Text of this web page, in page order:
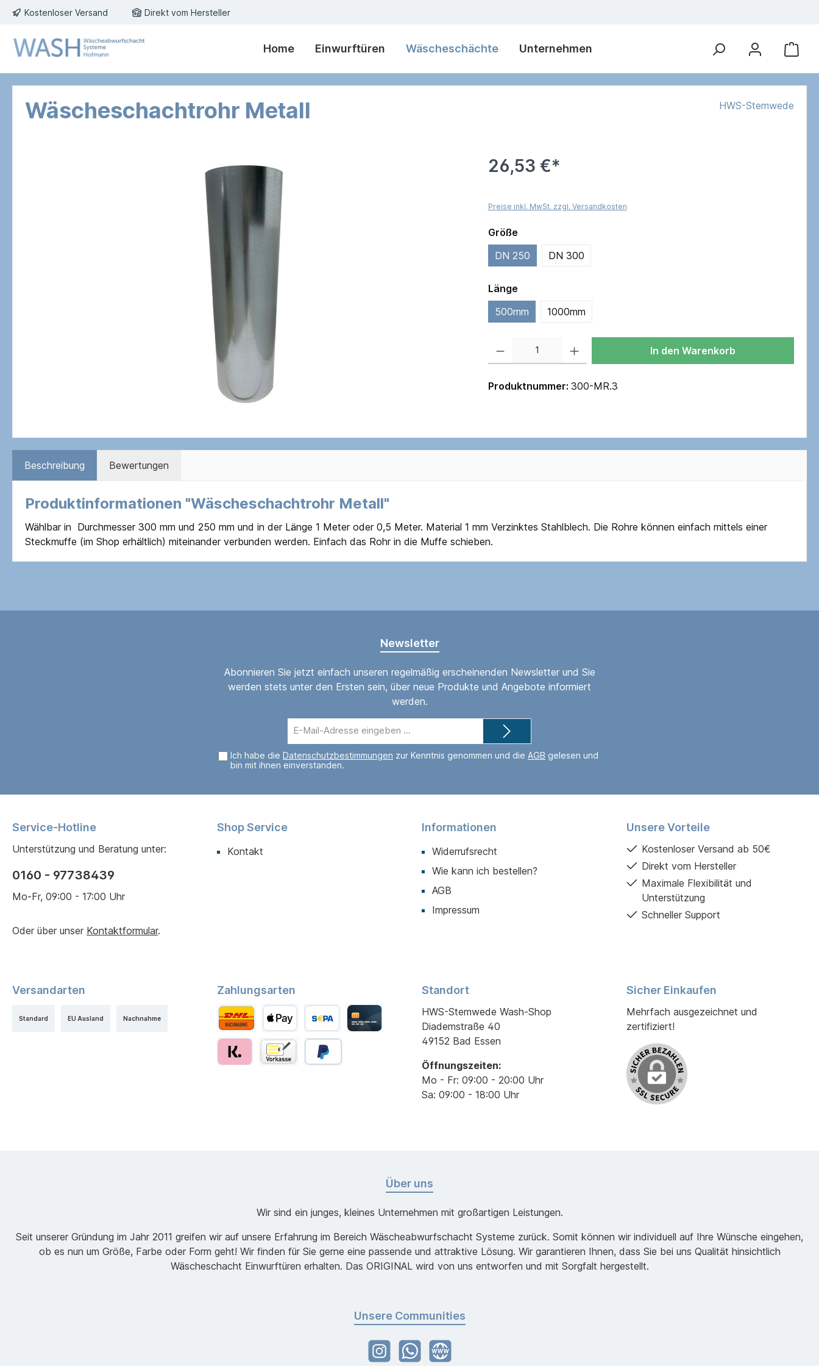
Kostenloser Versand Direkt vom Hersteller
Home Einwurftüren Wäscheschächte Unternehmen
Wäscheschachtrohr Metall HWS-Stemwede
26,53 €*
Preise inkl. MwSt. zzgl. Versandkosten
Größe
DN 250
DN 300
Länge
500mm
1000mm
In den Warenkorb
Produktnummer: 300-MR.3
Beschreibung Bewertungen
Produktinformationen "Wäscheschachtrohr Metall"
Wählbar in Durchmesser 300 mm und 250 mm und in der Länge 1 Meter oder 0,5 Meter. Material 1 mm Verzinktes Stahlblech. Die Rohre können einfach mittels einer
Steckmuffe (im Shop erhältlich) miteinander verbunden werden. Einfach das Rohr in die Muffe schieben.
Newsletter
Abonnieren Sie jetzt einfach unseren regelmäßig erscheinenden Newsletter und Sie
werden stets unter den Ersten sein, über neue Produkte und Angebote informiert
werden.
Mail-
Adresse*
Ich habe die Datenschutzbestimmungen zur Kenntnis genommen und die AGB gelesen und
bin mit ihnen einverstanden.
Service-Hotline
Unterstützung und Beratung unter:
0160 - 97738439
Mo-Fr, 09:00 - 17:00 Uhr
Oder über unser Kontaktformular.
Shop Service
Kontakt
Informationen
Widerrufsrecht
Wie kann ich bestellen?
AGB
Impressum
Unsere Vorteile
Kostenloser Versand ab 50€
Direkt vom Hersteller
Maximale Flexibilität und
Unterstützung
Schneller Support
Versandarten
Standard EU Ausland Nachnahme
Zahlungsarten Standort
HWS-Stemwede Wash-Shop
Diademstraße 40
49152 Bad Essen
Öffnungszeiten:
Mo - Fr: 09:00 - 20:00 Uhr
Sa: 09:00 - 18:00 Uhr
Sicher Einkaufen
Mehrfach ausgezeichnet und
zertifiziert!
Über uns
Wir sind ein junges, kleines Unternehmen mit großartigen Leistungen.
Seit unserer Gründung im Jahr 2011 greifen wir auf unsere Erfahrung im Bereich Wäscheabwurfschacht Systeme zurück. Somit können wir individuell auf Ihre Wünsche eingehen,
ob es nun um Größe, Farbe oder Form geht! Wir finden für Sie gerne eine passende und attraktive Lösung. Wir garantieren Ihnen, dass Sie bei uns Qualität hinsichtlich
Wäscheschacht Einwurftüren erhalten. Das ORIGINAL wird von uns entworfen und mit Sorgfalt hergestellt.
Unsere Communities